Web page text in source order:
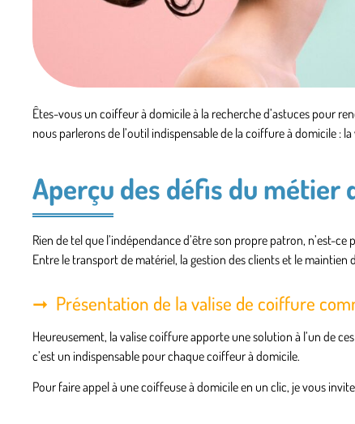
Êtes-vous un coiffeur à domicile à la recherche d’astuces pour
nous parlerons de l’outil indispensable de la coiffure à domicile :
Aperçu des défis du métier
Rien de tel que l’indépendance d’être son propre patron, n’est-
Entre le transport de matériel, la gestion des clients et le maintien
Présentation de la valise de coiffure
Heureusement, la valise coiffure apporte une solution à l’un de
c’est un indispensable pour chaque coiffeur à domicile.
Pour faire appel à une coiffeuse à domicile en un clic, je vous